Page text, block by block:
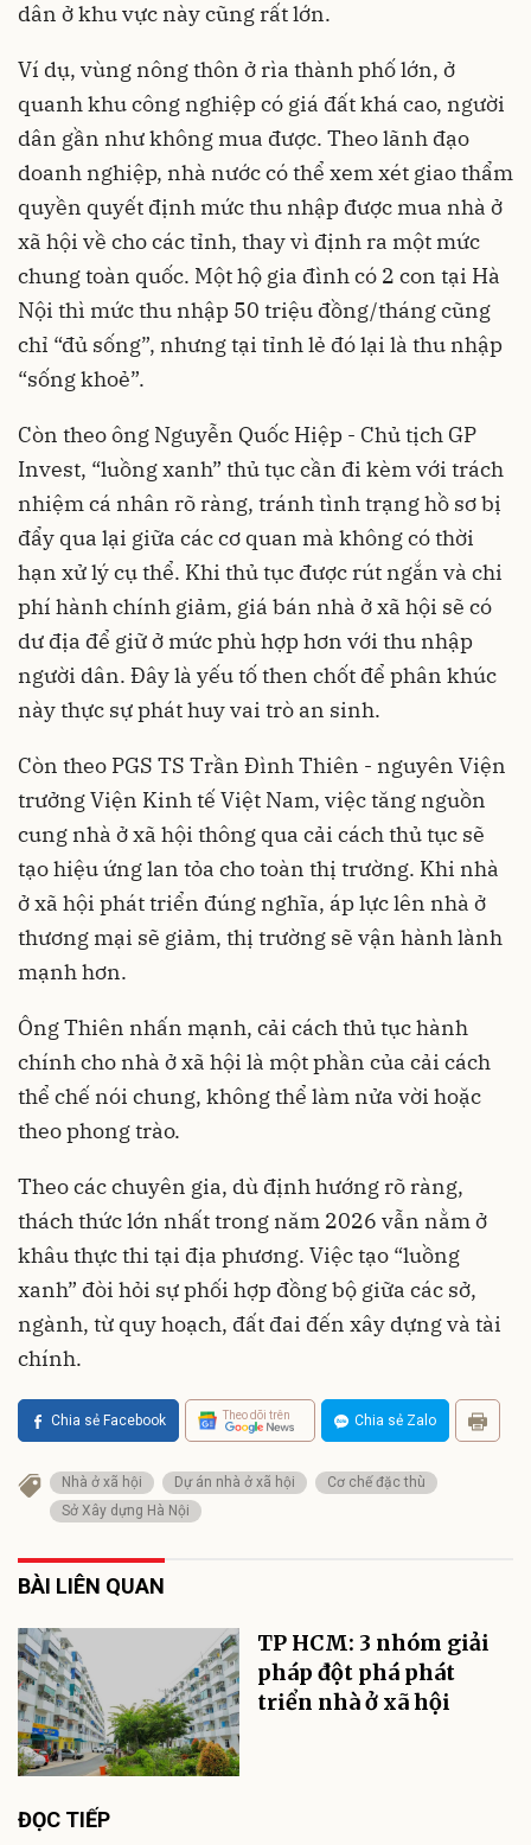
dân ở khu vực này cũng rất lớn.
Ví dụ, vùng nông thôn ở rìa thành phố lớn, ở
quanh khu công nghiệp có giá đất khá cao, người
dân gần như không mua được. Theo lãnh đạo
doanh nghiệp, nhà nước có thể xem xét giao thẩm
quyền quyết định mức thu nhập được mua nhà ở
xã hội về cho các tỉnh, thay vì định ra một mức
chung toàn quốc. Một hộ gia đình có 2 con tại Hà
Nội thì mức thu nhập 50 triệu đồng/tháng cũng
chỉ “đủ sống”, nhưng tại tỉnh lẻ đó lại là thu nhập
“sống khoẻ”.
Còn theo ông Nguyễn Quốc Hiệp - Chủ tịch GP
Invest, “luồng xanh” thủ tục cần đi kèm với trách
nhiệm cá nhân rõ ràng, tránh tình trạng hồ sơ bị
đẩy qua lại giữa các cơ quan mà không có thời
hạn xử lý cụ thể. Khi thủ tục được rút ngắn và chi
phí hành chính giảm, giá bán nhà ở xã hội sẽ có
dư địa để giữ ở mức phù hợp hơn với thu nhập
người dân. Đây là yếu tố then chốt để phân khúc
này thực sự phát huy vai trò an sinh.
Còn theo PGS TS Trần Đình Thiên - nguyên Viện
trưởng Viện Kinh tế Việt Nam, việc tăng nguồn
cung nhà ở xã hội thông qua cải cách thủ tục sẽ
tạo hiệu ứng lan tỏa cho toàn thị trường. Khi nhà
ở xã hội phát triển đúng nghĩa, áp lực lên nhà ở
thương mại sẽ giảm, thị trường sẽ vận hành lành
mạnh hơn.
Ông Thiên nhấn mạnh, cải cách thủ tục hành
chính cho nhà ở xã hội là một phần của cải cách
thể chế nói chung, không thể làm nửa vời hoặc
theo phong trào.
Theo các chuyên gia, dù định hướng rõ ràng,
thách thức lớn nhất trong năm 2026 vẫn nằm ở
khâu thực thi tại địa phương. Việc tạo “luồng
xanh” đòi hỏi sự phối hợp đồng bộ giữa các sở,
ngành, từ quy hoạch, đất đai đến xây dựng và tài
chính.
Chia sẻ Facebook Theo dõi trên Chia sẻ Zalo
Nhà ở xã hội Dự án nhà ở xã hội
Cơ chế đặc thù
Sở Xây dựng Hà Nội
BÀI LIÊN QUAN
TP HCM: 3 nhóm giải
pháp đột phá phát
triển nhà ở xã hội
ĐỌC TIẾP